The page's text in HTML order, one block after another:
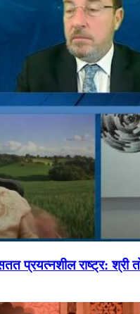
प्रयत्नशील राष्ट्र: श्री